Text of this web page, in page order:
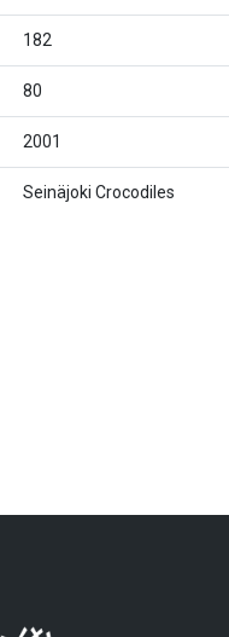
182
80
2001
Seinäjoki Crocodiles